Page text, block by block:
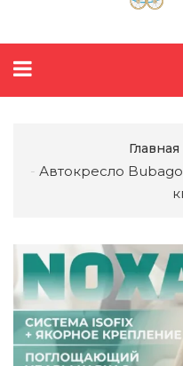
Главная
Автокресло